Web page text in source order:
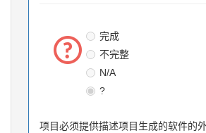
完成
不完整
N/A
?
项目必须提供描述项目生成的软件的